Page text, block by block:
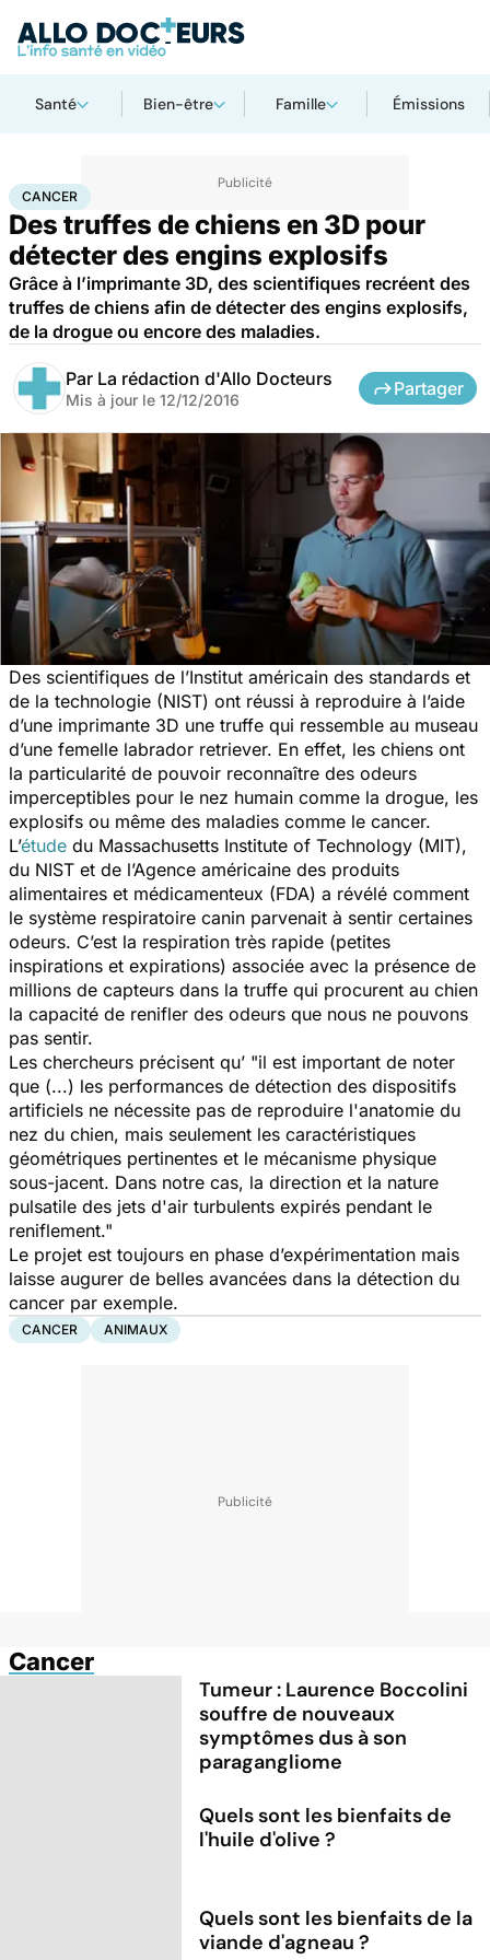
Santé Bien-être Famille Émissions
AccueilSanté Cancer
CANCER
Des truffes de chiens en 3D pour
détecter des engins explosifs
Grâce à l’imprimante 3D, des scientifiques recréent des
truffes de chiens afin de détecter des engins explosifs,
de la drogue ou encore des maladies.
Par La rédaction d'Allo Docteurs
Mis à jour le 12/12/2016
Partager
Des scientifiques de l’Institut américain des standards et
de la technologie (NIST) ont réussi à reproduire à l’aide
d’une imprimante 3D une truffe qui ressemble au museau
d’une femelle labrador retriever. En effet, les chiens ont
la particularité de pouvoir reconnaître des odeurs
imperceptibles pour le nez humain comme la drogue, les
explosifs ou même des maladies comme le cancer.
L’étude du Massachusetts Institute of Technology (MIT),
du NIST et de l’Agence américaine des produits
alimentaires et médicamenteux (FDA) a révélé comment
le système respiratoire canin parvenait à sentir certaines
odeurs. C’est la respiration très rapide (petites
inspirations et expirations) associée avec la présence de
millions de capteurs dans la truffe qui procurent au chien
la capacité de renifler des odeurs que nous ne pouvons
pas sentir.
Les chercheurs précisent qu’ "il est important de noter
que (...) les performances de détection des dispositifs
artificiels ne nécessite pas de reproduire l'anatomie du
nez du chien, mais seulement les caractéristiques
géométriques pertinentes et le mécanisme physique
sous-jacent. Dans notre cas, la direction et la nature
pulsatile des jets d'air turbulents expirés pendant le
reniflement."
Le projet est toujours en phase d’expérimentation mais
laisse augurer de belles avancées dans la détection du
cancer par exemple.
CANCER ANIMAUX
Cancer
Tumeur : Laurence Boccolini
souffre de nouveaux
symptômes dus à son
paragangliome
Quels sont les bienfaits de
l'huile d'olive ?
Quels sont les bienfaits de la
viande d'agneau ?